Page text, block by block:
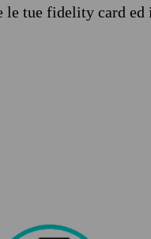
tue fidelity card ed